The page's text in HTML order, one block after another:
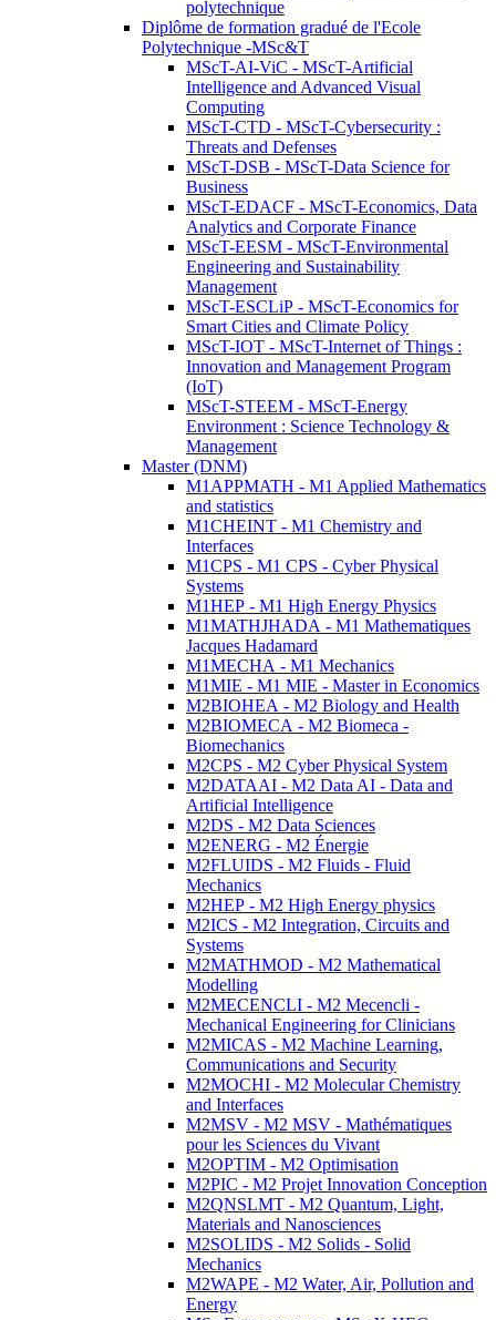
polytechnique
Diplôme de formation gradué de l'Ecole
Polytechnique -MSc&T
MScT-AI-ViC - MScT-Artificial
Intelligence and Advanced Visual
Computing
MScT-CTD - MScT-Cybersecurity :
Threats and Defenses
MScT-DSB - MScT-Data Science for
Business
MScT-EDACF - MScT-Economics, Data
Analytics and Corporate Finance
MScT-EESM - MScT-Environmental
Engineering and Sustainability
Management
MScT-ESCLiP - MScT-Economics for
Smart Cities and Climate Policy
MScT-IOT - MScT-Internet of Things :
Innovation and Management Program
(IoT)
MScT-STEEM - MScT-Energy
Environment : Science Technology &
Management
Master (DNM)
M1APPMATH - M1 Applied Mathematics
and statistics
M1CHEINT - M1 Chemistry and
Interfaces
M1CPS - M1 CPS - Cyber Physical
Systems
M1HEP - M1 High Energy Physics
M1MATHJHADA - M1 Mathematiques
Jacques Hadamard
M1MECHA - M1 Mechanics
M1MIE - M1 MIE - Master in Economics
M2BIOHEA - M2 Biology and Health
M2BIOMECA - M2 Biomeca -
Biomechanics
M2CPS - M2 Cyber Physical System
M2DATAAI - M2 Data AI - Data and
Artificial Intelligence
M2DS - M2 Data Sciences
M2ENERG - M2 Énergie
M2FLUIDS - M2 Fluids - Fluid
Mechanics
M2HEP - M2 High Energy physics
M2ICS - M2 Integration, Circuits and
Systems
M2MATHMOD - M2 Mathematical
Modelling
M2MECENCLI - M2 Mecencli -
Mechanical Engineering for Clinicians
M2MICAS - M2 Machine Learning,
Communications and Security
M2MOCHI - M2 Molecular Chemistry
and Interfaces
M2MSV - M2 MSV - Mathématiques
pour les Sciences du Vivant
M2OPTIM - M2 Optimisation
M2PIC - M2 Projet Innovation Conception
M2QNSLMT - M2 Quantum, Light,
Materials and Nanosciences
M2SOLIDS - M2 Solids - Solid
Mechanics
M2WAPE - M2 Water, Air, Pollution and
Energy